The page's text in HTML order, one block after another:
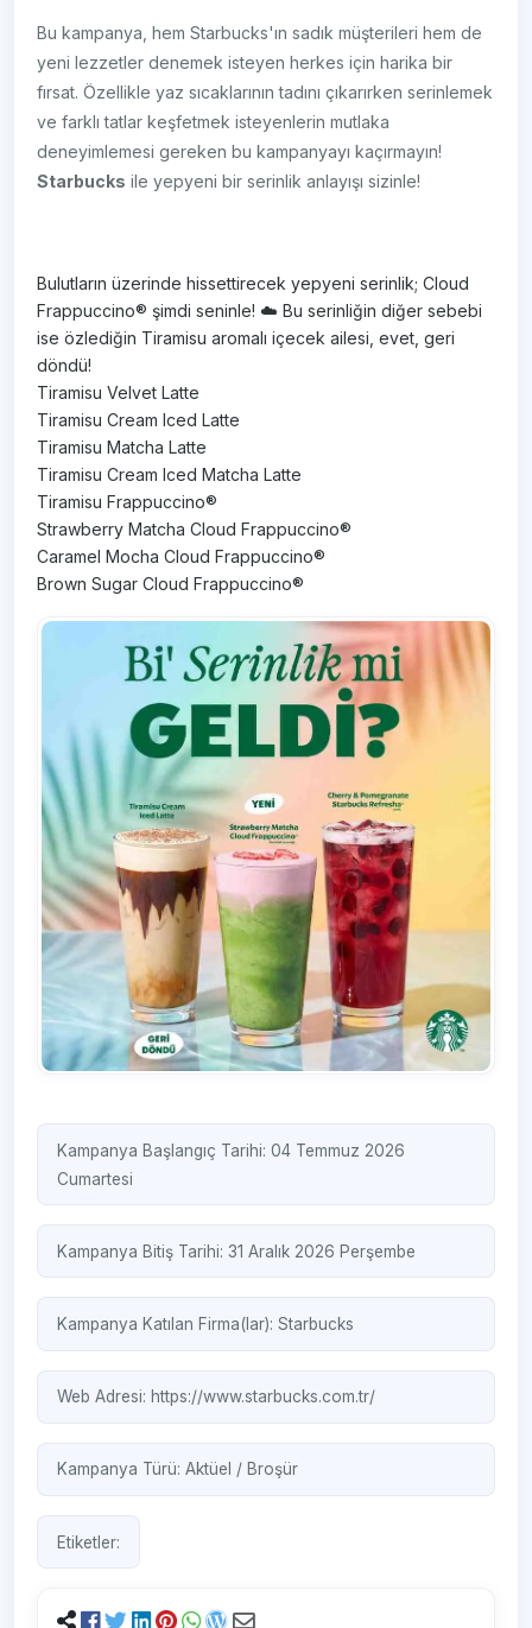
Bu kampanya, hem Starbucks'ın sadık müşterileri hem de
yeni lezzetler denemek isteyen herkes için harika bir
fırsat. Özellikle yaz sıcaklarının tadını çıkarırken serinlemek
ve farklı tatlar keşfetmek isteyenlerin mutlaka
deneyimlemesi gereken bu kampanyayı kaçırmayın!
Starbucks ile yepyeni bir serinlik anlayışı sizinle!
Bulutların üzerinde hissettirecek yepyeni serinlik; Cloud
Frappuccino® şimdi seninle! ☁️ Bu serinliğin diğer sebebi
ise özlediğin Tiramisu aromalı içecek ailesi, evet, geri
döndü!
Tiramisu Velvet Latte
Tiramisu Cream Iced Latte
Tiramisu Matcha Latte
Tiramisu Cream Iced Matcha Latte
Tiramisu Frappuccino®
Strawberry Matcha Cloud Frappuccino®
Caramel Mocha Cloud Frappuccino®
Brown Sugar Cloud Frappuccino®
Kampanya Başlangıç Tarihi: 04 Temmuz 2026
Cumartesi
Kampanya Bitiş Tarihi: 31 Aralık 2026 Perşembe
Kampanya Katılan Firma(lar):Starbucks
Web Adresi: https://www.starbucks.com.tr/
Kampanya Türü:Aktüel / Broşür
Etiketler: